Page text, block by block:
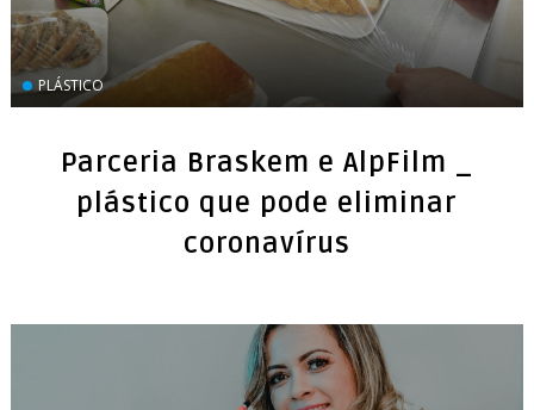
PLÁSTICO
Parceria Braskem e AlpFilm _
plástico que pode eliminar
coronavírus